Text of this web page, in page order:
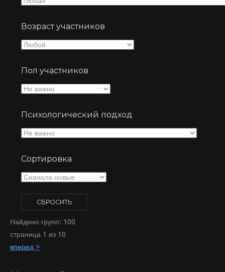
Возраст участников
Пол участников
Психологический подход
Сортировка
Найдено групп: 100
страница 1 из 10
вперед >